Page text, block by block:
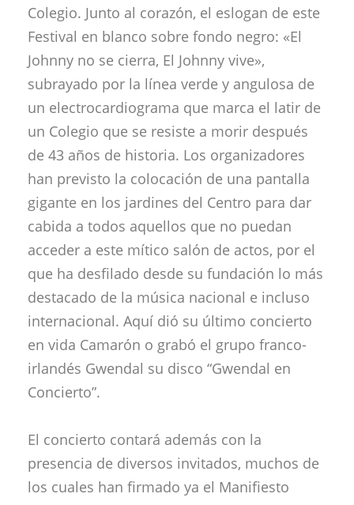
Colegio. Junto al corazón, el eslogan de este
Festival en blanco sobre fondo negro: «El
Johnny no se cierra, El Johnny vive»,
subrayado por la línea verde y angulosa de
un electrocardiograma que marca el latir de
un Colegio que se resiste a morir después
de 43 años de historia. Los organizadores
han previsto la colocación de una pantalla
gigante en los jardines del Centro para dar
cabida a todos aquellos que no puedan
acceder a este mítico salón de actos, por el
que ha desfilado desde su fundación lo más
destacado de la música nacional e incluso
internacional. Aquí dió su último concierto
en vida Camarón o grabó el grupo franco-
irlandés Gwendal su disco “Gwendal en
Concierto”.
El concierto contará además con la
presencia de diversos invitados, muchos de
los cuales han firmado ya el Manifiesto